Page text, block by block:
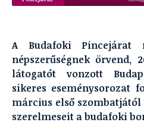
A Budafoki
népszerűségnek örvend,
látogatót vonzott
sikeres eseménysorozat
március első
szerelmeseit a budafoki